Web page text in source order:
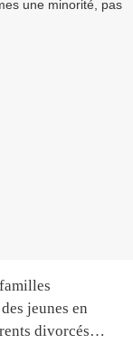
jeunes en
divorcés…